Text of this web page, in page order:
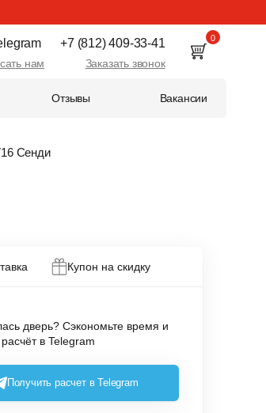
нам
+7 (812) 409-33-41
Заказать звонок
0
Отзывы Вакансии
Сенди
Купон на скидку
дверь? Сэкономьте время и
в Telegram
Получить расчет в Telegram